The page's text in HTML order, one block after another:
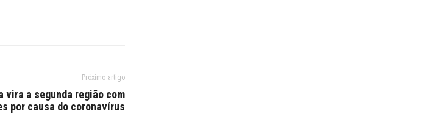
Próximo artigo
vira a segunda região com
por causa do coronavírus